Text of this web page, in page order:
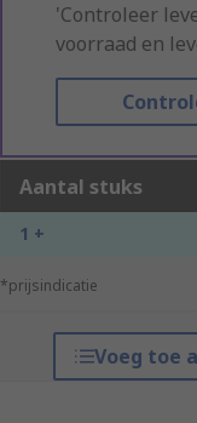
'Controleer
voorraad en
Aantal stuks
1 +
*prijsindicatie
Voeg toe